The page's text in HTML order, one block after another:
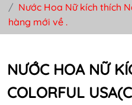
THUỐC KÍCH DỤC NỮ
THUỐC NƯỚC KÍCH DỤC NAM
THUỐC VIÊN KÍCH DỤC NAM
SẢN PHẨM KHÁC
Nước Hoa Nữ kích thích
hàng mới về .
NƯỚC HOA NỮ
COLORFUL